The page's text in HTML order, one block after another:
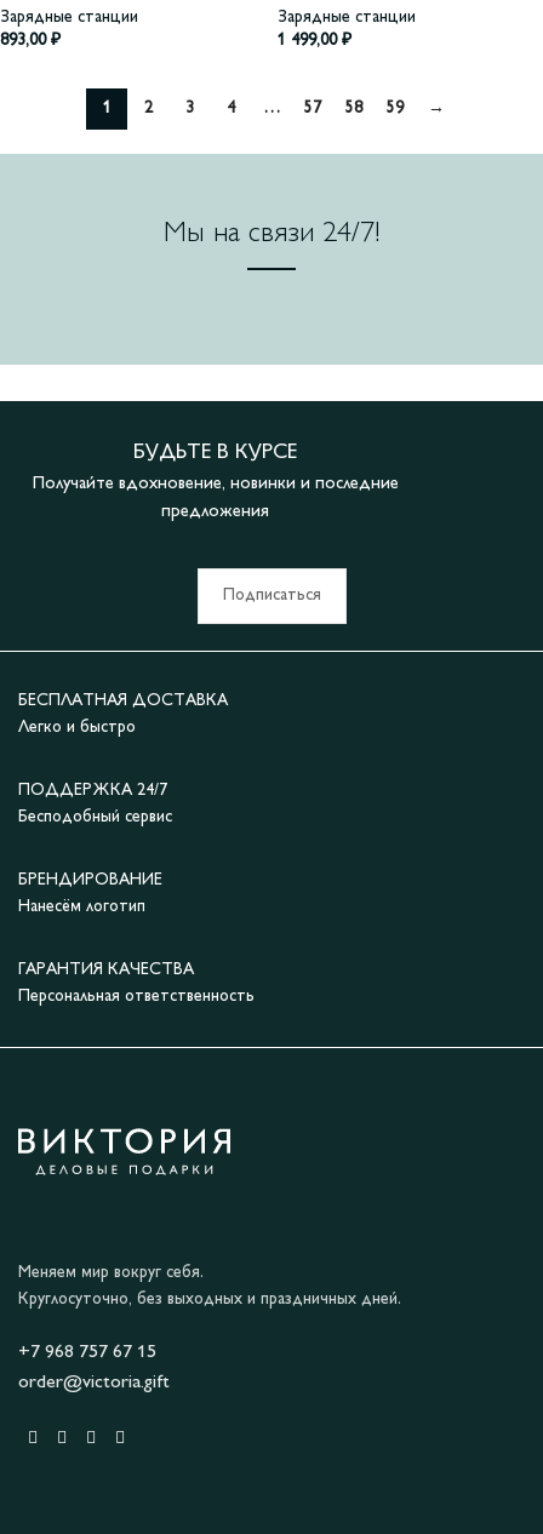
Зарядные станции
893,00 ₽
Зарядные станции
1 499,00 ₽
1 2 3 4 … 57 58 59 →
Мы на связи 24/7!
БУДЬТЕ В КУРСЕ
Получайте вдохновение, новинки и последние
предложения
Подписаться
БЕСПЛАТНАЯ ДОСТАВКА
Легко и быстро
ПОДДЕРЖКА 24/7
Бесподобный сервис
БРЕНДИРОВАНИЕ
Нанесём логотип
ГАРАНТИЯ КАЧЕСТВА
Персональная ответственность
Меняем мир вокруг себя.
Круглосуточно, без выходных и праздничных дней.
+7 968 757 67 15
order@victoria.gift